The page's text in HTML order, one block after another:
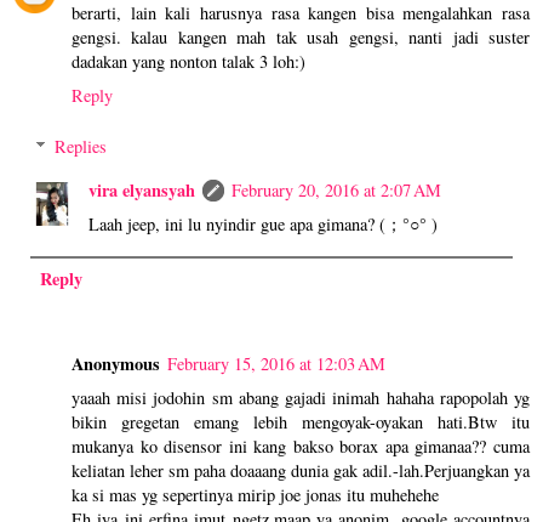
berarti, lain kali harusnya rasa kangen bisa mengalahkan rasa
gengsi. kalau kangen mah tak usah gengsi, nanti jadi suster
dadakan yang nonton talak 3 loh:)
Reply
Replies
vira elyansyah
February 20, 2016 at 2:07 AM
Laah jeep, ini lu nyindir gue apa gimana? (；°○° )
Reply
Anonymous February 15, 2016 at 12:03 AM
yaaah misi jodohin sm abang gajadi inimah hahaha rapopolah yg
bikin gregetan emang lebih mengoyak-oyakan hati.Btw itu
mukanya ko disensor ini kang bakso borax apa gimanaa?? cuma
keliatan leher sm paha doaaang dunia gak adil.-lah.Perjuangkan ya
ka si mas yg sepertinya mirip joe jonas itu muhehehe